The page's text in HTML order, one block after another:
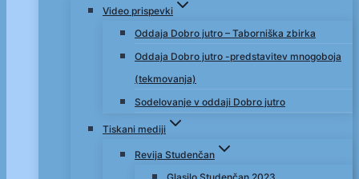
Video prispevki
Oddaja Dobro jutro – Taborniška zbirka
Oddaja Dobro jutro -predstavitev mnogoboja
(tekmovanja)
Sodelovanje v oddaji Dobro jutro
Tiskani mediji
Revija Studenčan